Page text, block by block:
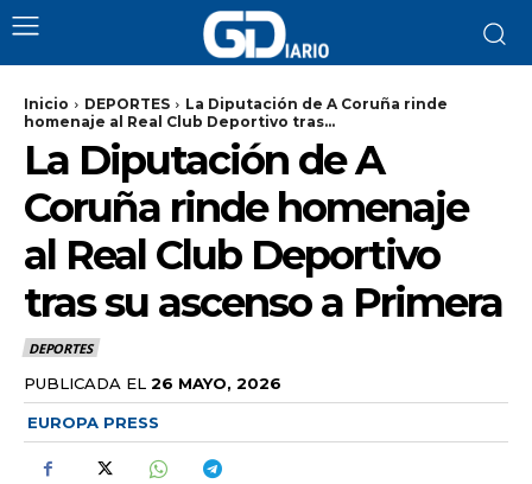
Inicio DEPORTES
La Diputación de A Coruña rinde
homenaje al Real Club Deportivo tras...
La Diputación de A
Coruña rinde homenaje
al Real Club Deportivo
tras su ascenso a Primera
DEPORTES
PUBLICADA EL 26 MAYO, 2026
EUROPA PRESS